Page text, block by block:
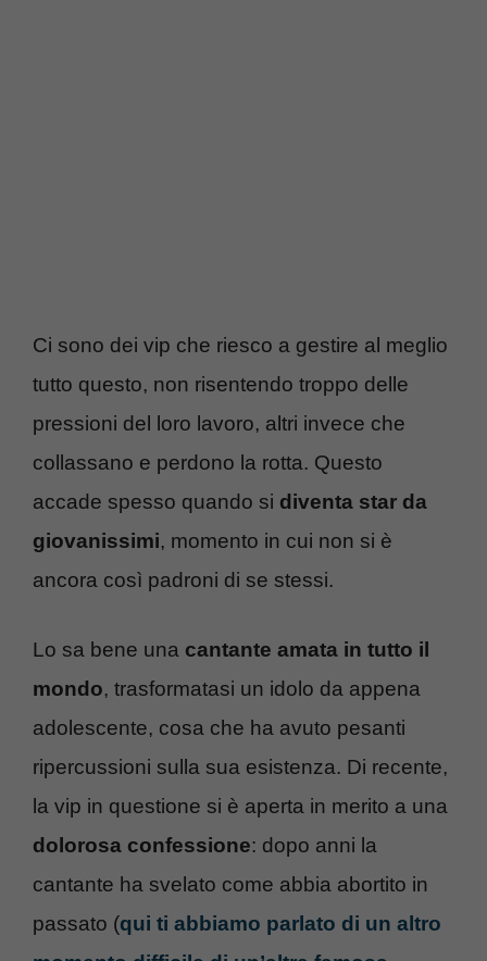
Ci sono dei vip che riesco a gestire al meglio
tutto questo, non risentendo troppo delle
pressioni del loro lavoro, altri invece che
collassano e perdono la rotta. Questo
accade spesso quando si diventa star da
giovanissimi, momento in cui non si è
ancora così padroni di se stessi.
Lo sa bene una cantante amata in tutto il
mondo, trasformatasi un idolo da appena
adolescente, cosa che ha avuto pesanti
ripercussioni sulla sua esistenza. Di recente,
la vip in questione si è aperta in merito a una
dolorosa confessione: dopo anni la
cantante ha svelato come abbia abortito in
passato (qui ti abbiamo parlato di un altro